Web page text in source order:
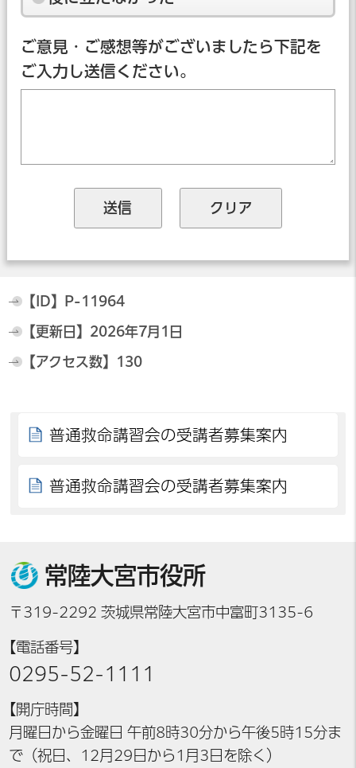
ご意見・ご感想等がございましたら下記を
ご入力し送信ください。
【ID】 P-11964
【更新日】 2026年7月1日
【アクセス数】 130
普通救命講習会の受講者募集案内
普通救命講習会の受講者募集案内
常陸大宮市役所
〒319-2292 茨城県常陸大宮市中富町3135-6
【電話番号】
0295-52-1111
【開庁時間】
月曜日から金曜日 午前8時30分から午後5時15分ま
で（祝日、12月29日から1月3日を除く）